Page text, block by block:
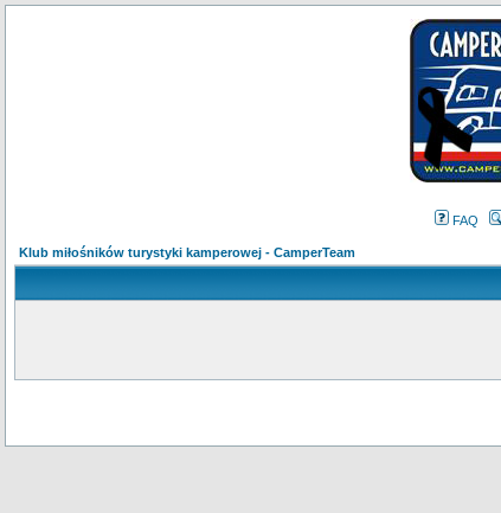
FAQ
Klub miłośników turystyki kamperowej - CamperTeam